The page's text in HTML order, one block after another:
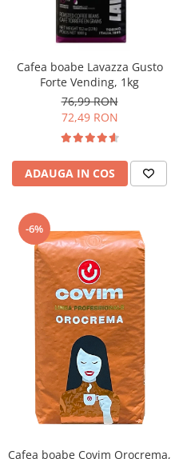
Cafea boabe Lavazza Gusto
Forte Vending, 1kg
76,99 RON
72,49 RON
ADAUGA IN COS
-6%
Cafea boabe Covim Orocrema,